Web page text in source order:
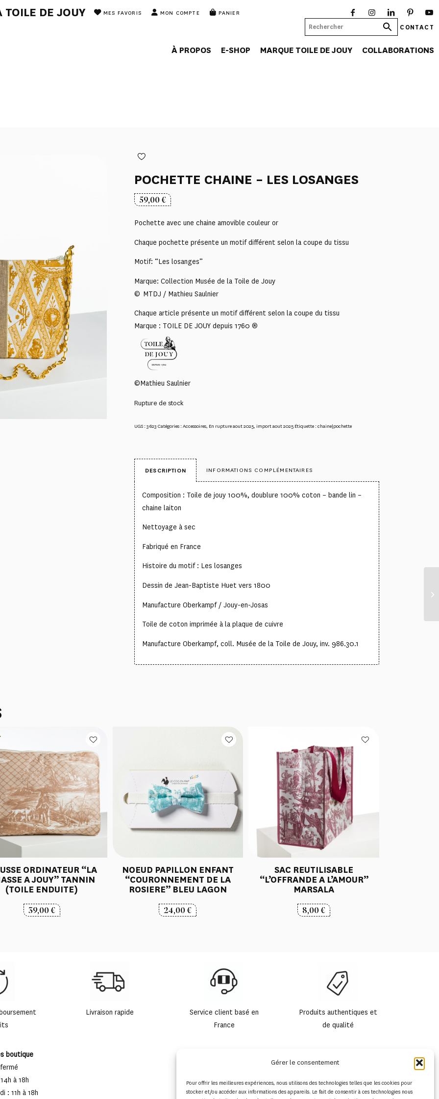
Gérer le consentement
Pour offrir les meilleures expériences, nous utilisons des technologies telles que les cookies pour
stocker et/ou accéder aux informations des appareils. Le fait de consentir à ces technologies nous
TOILE DE JOUY MES FAVORIS MON COMPTE PANIER
CONTACT
À PROPOS E-SHOP MARQUE TOILE DE JOUY COLLABORATIONS
POCHETTE CHAINE – LES LOSANGES
59,00€
Pochette avec une chaine amovible couleur or
Chaque pochette présente un motif différent selon la coupe du tissu
Motif: “Les losanges”
Marque: Collection Musée de la Toile de Jouy
© MTDJ / Mathieu Saulnier
Chaque article présente un motif différent selon la coupe du tissu
Marque : TOILE DE JOUY depuis 1760 ®
©Mathieu Saulnier
Rupture de stock
UGS :3623 Catégories :Accessoires En rupture aout 2025 import aout 2025 Étiquette :chaine|pochette
DESCRIPTION INFORMATIONS COMPLÉMENTAIRES
Composition : Toile de jouy 100%, doublure 100% coton – bande lin –
chaine laiton
Nettoyage à sec
Fabriqué en France
Histoire du motif : Les losanges
Dessin de Jean-Baptiste Huet vers 1800
Manufacture Oberkampf / Jouy-en-Josas
Toile de coton imprimée à la plaque de cuivre
Manufacture Oberkampf, coll. Musée de la Toile de Jouy, inv. 986.30.1
ORDINATEUR “LA
A JOUY” TANNIN
(TOILE ENDUITE)
39,00€
NOEUD PAPILLON ENFANT
“COURONNEMENT DE LA
ROSIERE” BLEU LAGON
24,00€
SAC REUTILISABLE
“L’OFFRANDE A L’AMOUR”
MARSALA
8,00€
Livraison rapide
Service client basé en
France
Produits authentiques et
de qualité
boutique
à 18h
: 11h à 18h